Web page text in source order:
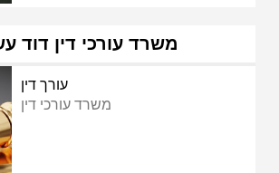
משרד עורכי דין דוד
עורך דין
משרד עורכי דין